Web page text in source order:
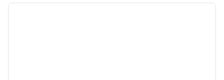
1 av 12
nästa